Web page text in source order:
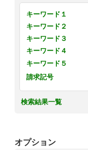
キーワード１
キーワード２
キーワード３
キーワード４
キーワード５
請求記号
検索結果一覧
オプション